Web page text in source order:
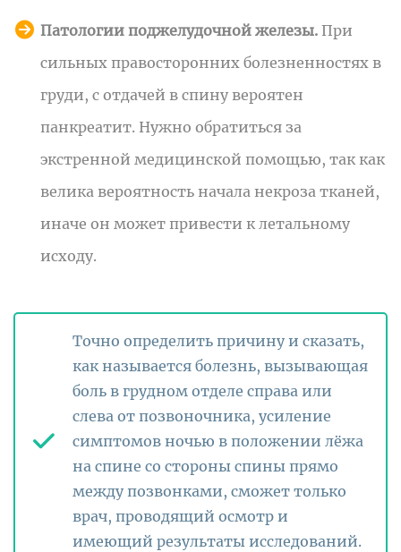
Патологии поджелудочной железы. При
сильных правосторонних болезненностях в
груди, с отдачей в спину вероятен
панкреатит. Нужно обратиться за
экстренной медицинской помощью, так как
велика вероятность начала некроза тканей,
иначе он может привести к летальному
исходу.
Точно определить причину и сказать,
как называется болезнь, вызывающая
боль в грудном отделе справа или
слева от позвоночника, усиление
симптомов ночью в положении лёжа
на спине со стороны спины прямо
между позвонками, сможет только
врач, проводящий осмотр и
имеющий результаты исследований.